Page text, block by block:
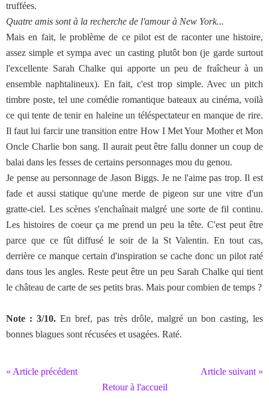
truffées.
Quatre amis sont à la recherche de l'amour à New York...
Mais en fait, le problème de ce pilot est de raconter une histoire,
assez simple et sympa avec un casting plutôt bon (je garde surtout
l'excellente Sarah Chalke qui apporte un peu de fraîcheur à un
ensemble naphtalineux). En fait, c'est trop simple. Avec un pitch
timbre poste, tel une comédie romantique bateaux au cinéma, voilà
ce qui tente de tenir en haleine un téléspectateur en manque de rire.
Il faut lui farcir une transition entre How I Met Your Mother et Mon
Oncle Charlie bon sang. Il aurait peut être fallu donner un coup de
balai dans les fesses de certains personnages mou du genou.
Je pense au personnage de Jason Biggs. Je ne l'aime pas trop. Il est
fade et aussi statique qu'une merde de pigeon sur une vitre d'un
gratte-ciel. Les scènes s'enchaînait malgré une sorte de fil continu.
Les histoires de coeur ça me prend un peu la tête. C'est peut être
parce que ce fût diffusé le soir de la St Valentin. En tout cas,
derrière ce manque certain d'inspiration se cache donc un pilot raté
dans tous les angles. Reste peut être un peu Sarah Chalke qui tient
le château de carte de ses petits bras. Mais pour combien de temps ?
Note : 3/10. En bref, pas très drôle, malgré un bon casting, les
bonnes blagues sont récusées et usagées. Raté.
« Article précédent
Article suivant »
Retour à l'accueil